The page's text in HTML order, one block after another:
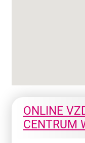
ONLINE
CENTRUM